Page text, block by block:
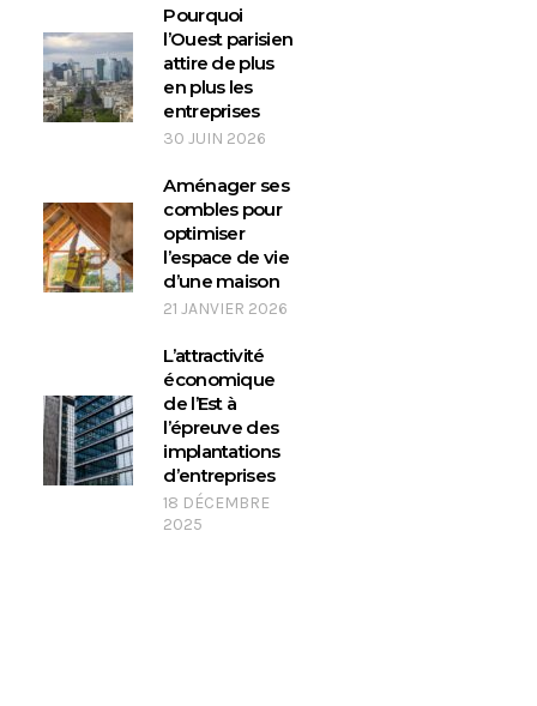
Pourquoi
l’Ouest parisien
attire de plus
en plus les
entreprises
30 JUIN 2026
Aménager ses
combles pour
optimiser
l’espace de vie
d’une maison
21 JANVIER 2026
L’attractivité
économique
de l’Est à
l’épreuve des
implantations
d’entreprises
18 DÉCEMBRE
2025